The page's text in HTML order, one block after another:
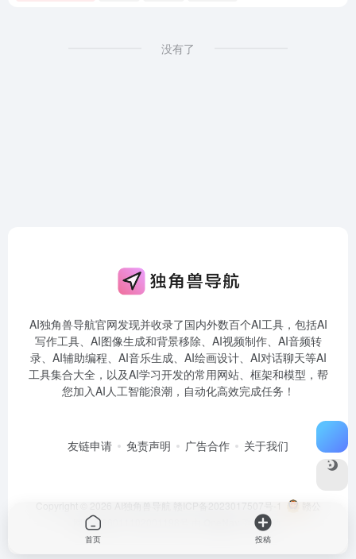
没有了
AI独角兽导航官网发现并收录了国内外数百个AI工具，包括AI
写作工具、AI图像生成和背景移除、AI视频制作、AI音频转
录、AI辅助编程、AI音乐生成、AI绘画设计、AI对话聊天等AI
工具集合大全，以及AI学习开发的常用网站、框架和模型，帮
您加入AI人工智能浪潮，自动化高效完成任务！
友链申请 免责声明 广告合作 关于我们
Copyright © 2026 AI独角兽导航 赣ICP备2023017507号-1
赣公
网安备36011102001198号
强力驱动
首页 投稿